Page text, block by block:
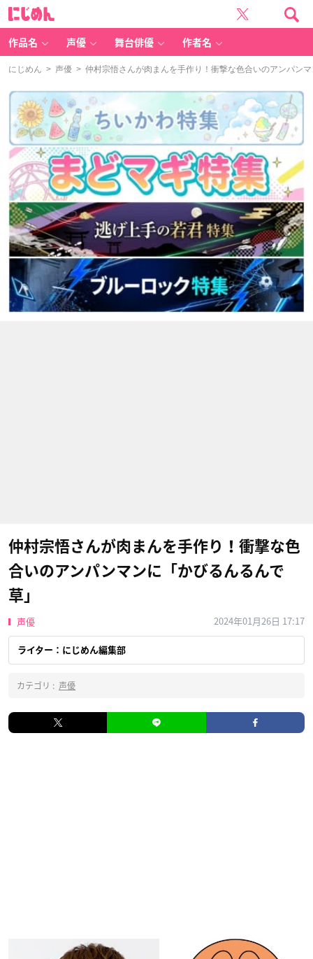
作品名 声優 舞台俳優 作者名
にじめん > 声優 > 仲村宗悟さんが肉まんを手作り！衝撃な色合いのアンパン
仲村宗悟さんが肉まんを手作り！衝撃な色
合いのアンパンマンに「かびるんるんで
草」
声優 2024年01月26日 17:17
ライター：にじめん編集部
カテゴリ : 声優